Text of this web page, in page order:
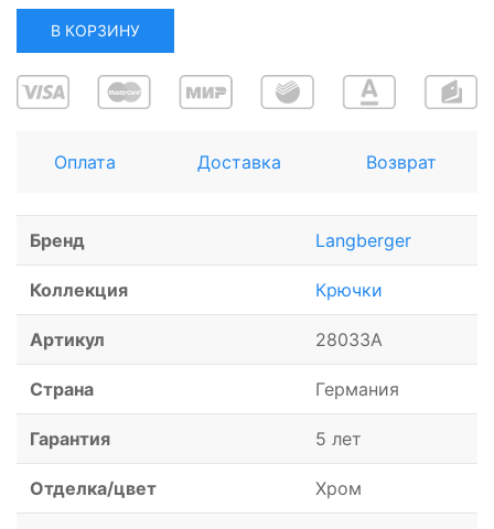
В КОРЗИНУ
Оплата Доставка Возврат
Бренд Langberger
Коллекция Крючки
Артикул 28033A
Страна Германия
Гарантия 5 лет
Отделка/цвет Хром